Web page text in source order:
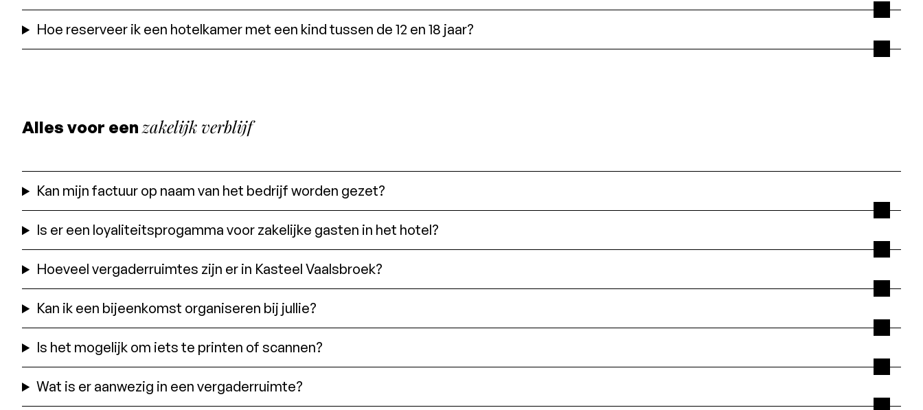
Hoe reserveer ik een hotelkamer met een kind tussen de 12 en 18 jaar?
Alles voor eenzakelijk verblijf
Kan mijn factuur op naam van het bedrijf worden gezet?
Is er een loyaliteitsprogamma voor zakelijke gasten in het hotel?
Hoeveel vergaderruimtes zijn er in Kasteel Vaalsbroek?
Kan ik een bijeenkomst organiseren bij jullie?
Is het mogelijk om iets te printen of scannen?
Wat is er aanwezig in een vergaderruimte?